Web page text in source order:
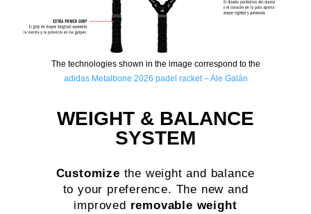
The technologies shown in the image correspond to the
adidas Metalbone 2026 padel racket – Ale Galán
WEIGHT & BALANCE
SYSTEM
Customize the weight and balance
to your preference. The new and
improved removable weight